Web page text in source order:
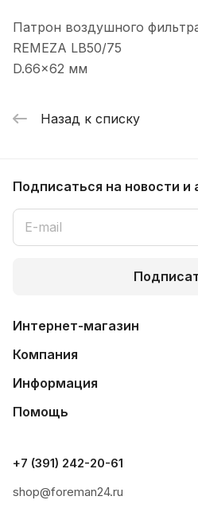
Патрон воздушного
REMEZA LB50/75
D.66x62 мм
Назад к списку
Подписаться на новости и
Интернет-магазин
Компания
Информация
Помощь
+7 (391) 242-20-61
shop@foreman24.ru